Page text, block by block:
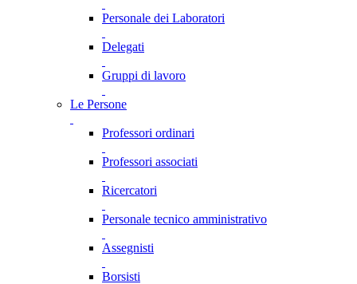
Personale dei Laboratori
Delegati
Gruppi di lavoro
Le Persone
Professori ordinari
Professori associati
Ricercatori
Personale tecnico amministrativo
Assegnisti
Borsisti